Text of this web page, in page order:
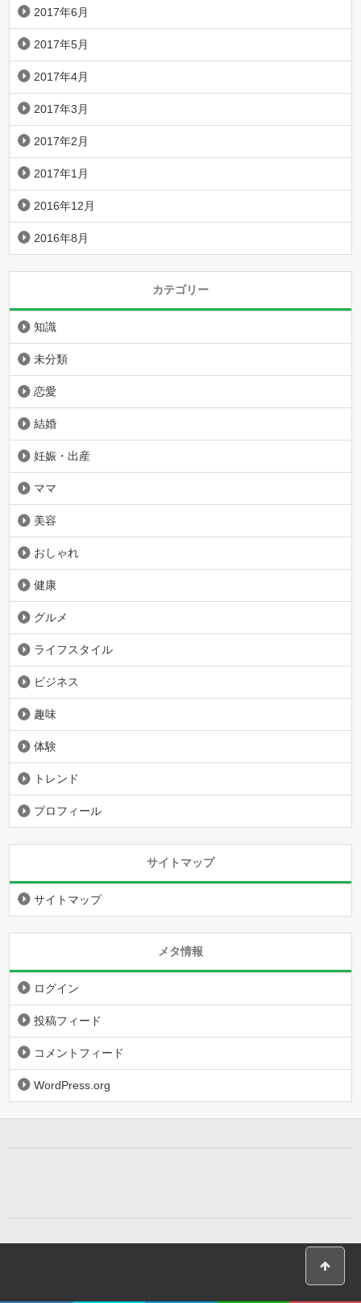
2017年6月
2017年5月
2017年4月
2017年3月
2017年2月
2017年1月
2016年12月
2016年8月
カテゴリー
知識
未分類
恋愛
結婚
妊娠・出産
ママ
美容
おしゃれ
健康
グルメ
ライフスタイル
ビジネス
趣味
体験
トレンド
プロフィール
サイトマップ
サイトマップ
メタ情報
ログイン
投稿フィード
コメントフィード
WordPress.org